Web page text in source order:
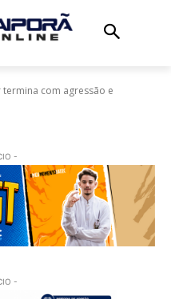
com agressão e
-
-